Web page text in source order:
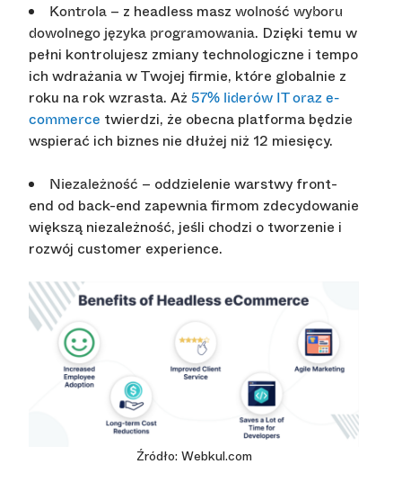
Kontrola – z headless masz wolność wyboru
dowolnego języka programowania. Dzięki temu w
pełni kontrolujesz zmiany technologiczne i tempo
ich wdrażania w Twojej firmie, które globalnie z
roku na rok wzrasta. Aż 57% liderów IT oraz e-
commerce twierdzi, że obecna platforma będzie
wspierać ich biznes nie dłużej niż 12 miesięcy.
Niezależność – oddzielenie warstwy front-
end od back-end zapewnia firmom zdecydowanie
większą niezależność, jeśli chodzi o tworzenie i
rozwój customer experience.
Źródło: Webkul.com